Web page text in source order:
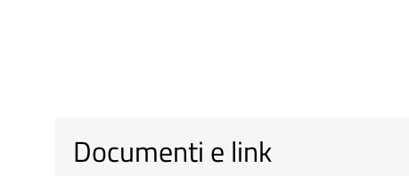
Documenti e link